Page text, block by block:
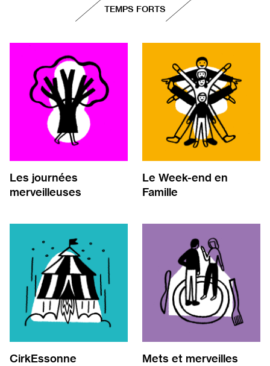
TEMPS FORTS
Les journées
merveilleuses
Le Week-end en
Famille
CirkEssonne Mets et merveilles